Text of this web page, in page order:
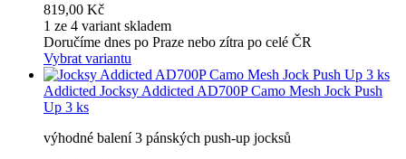
819,00 Kč
1 ze 4 variant skladem
Doručíme dnes po Praze nebo zítra po celé ČR
Vybrat variantu
Addicted Jocksy Addicted AD700P Camo Mesh Jock Push
Up 3 ks
výhodné balení 3 pánských push-up jocksů